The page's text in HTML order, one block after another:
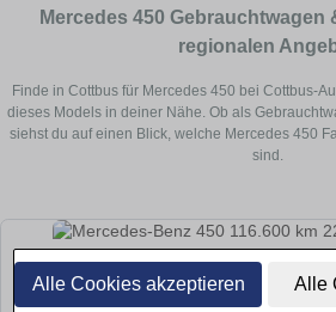
Alle Cookies akzeptieren Alle
Mercedes 450 Gebrauchtwagen
regionalen
Finde in Cottbus für Mercedes 450 bei Cottbus-
dieses Models in deiner Nähe. Ob als
siehst du auf einen Blick, welche Mercedes 450
sind.